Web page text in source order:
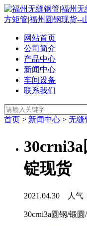
网站首页
公司简介
产品中心
新闻中心
车间设备
联系我们
首页 > 新闻中心 > 无缝
锭现货
2021.04.30 人气
30crni3a圆钢/锻